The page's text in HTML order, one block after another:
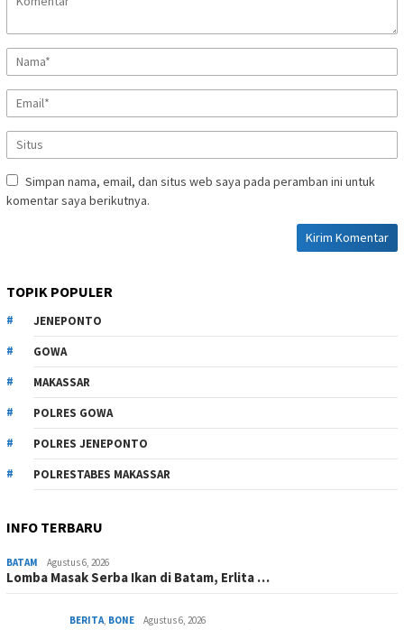
Simpan nama, email, dan situs web saya pada peramban ini untuk
komentar saya berikutnya.
TOPIK POPULER
JENEPONTO
GOWA
MAKASSAR
POLRES GOWA
POLRES JENEPONTO
POLRESTABES MAKASSAR
INFO TERBARU
BATAM Agustus 6, 2026
Lomba Masak Serba Ikan di Batam, Erlita …
BERITA, BONE Agustus 6, 2026